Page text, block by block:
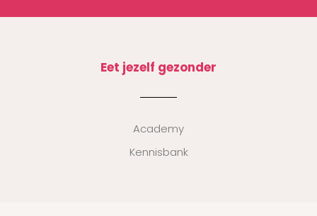
Eet jezelf gezonder
Academy
Kennisbank